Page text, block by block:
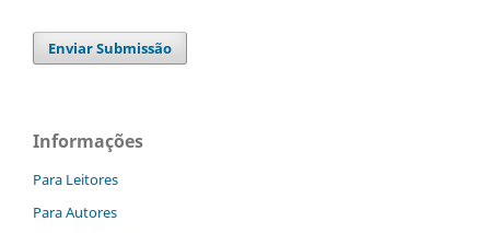
Enviar Submissão
Informações
Para Leitores
Para Autores